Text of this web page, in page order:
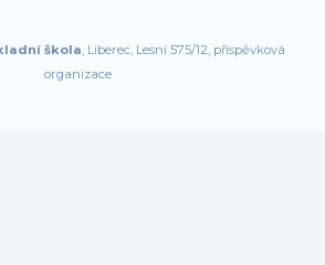
škola, Liberec, Lesní 575/12, příspěvková
organizace